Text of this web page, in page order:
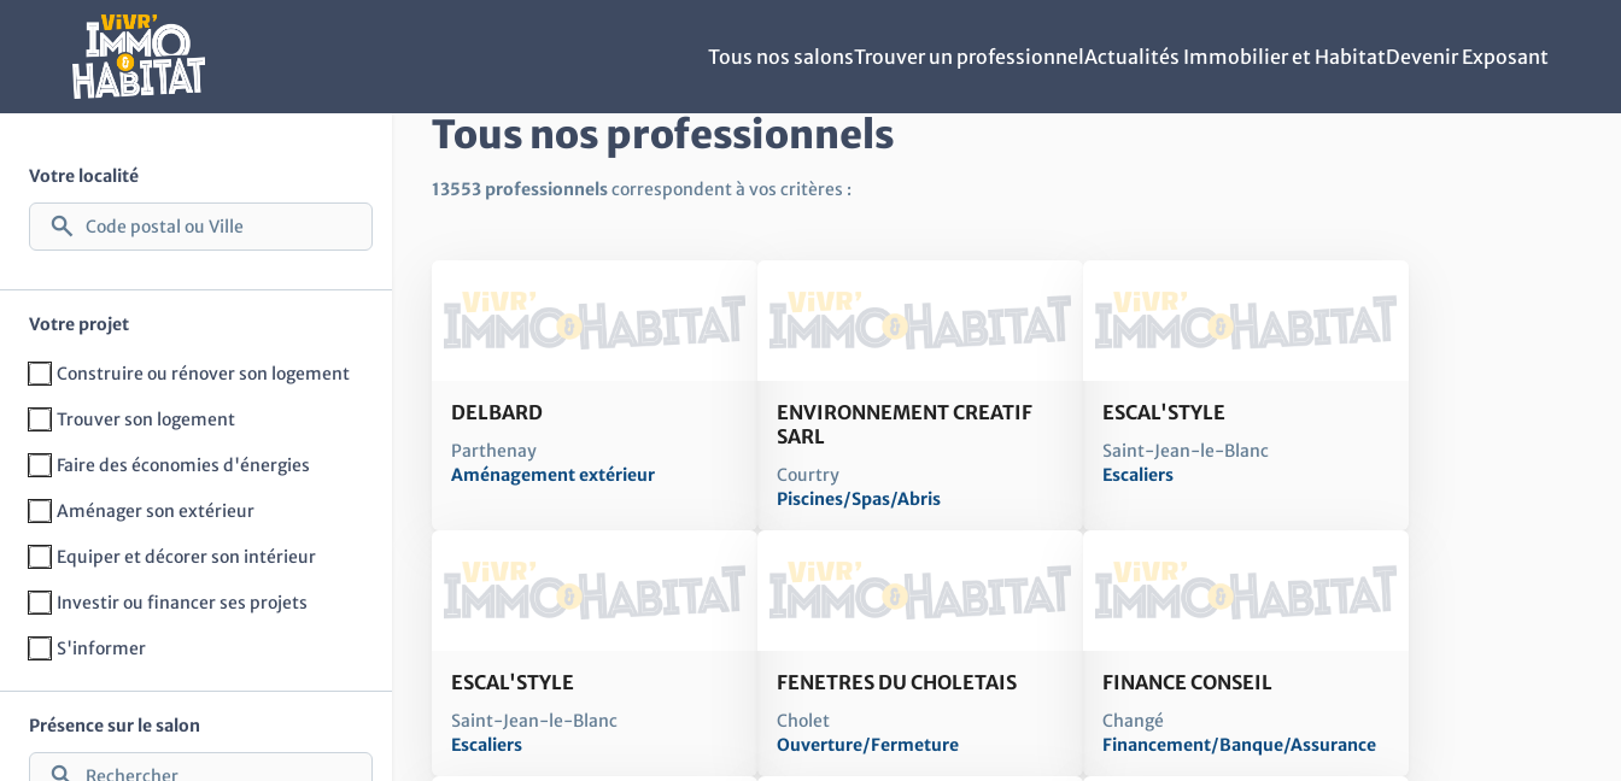
Contenu principal
Tous nos salonsTrouver un professionnelActualités Immobilier et HabitatDevenir Exposant
Tous nos professionnels
Votre localité
Votre projet
Construire ou rénover son logement
Trouver son logement
Faire des économies d'énergies
Aménager son extérieur
Equiper et décorer son intérieur
Investir ou financer ses projets
S'informer
Présence sur le salon
13553 professionnelscorrespondent à vos critères :
DELBARD
Parthenay
Aménagement extérieur
ENVIRONNEMENT CREATIF
SARL
Courtry
Piscines/Spas/Abris
ESCAL'STYLE
Saint-Jean-le-Blanc
Escaliers
ESCAL'STYLE
Saint-Jean-le-Blanc
Escaliers
FENETRES DU CHOLETAIS
Cholet
Ouverture/Fermeture
FINANCE CONSEIL
Changé
Financement/Banque/Assurance